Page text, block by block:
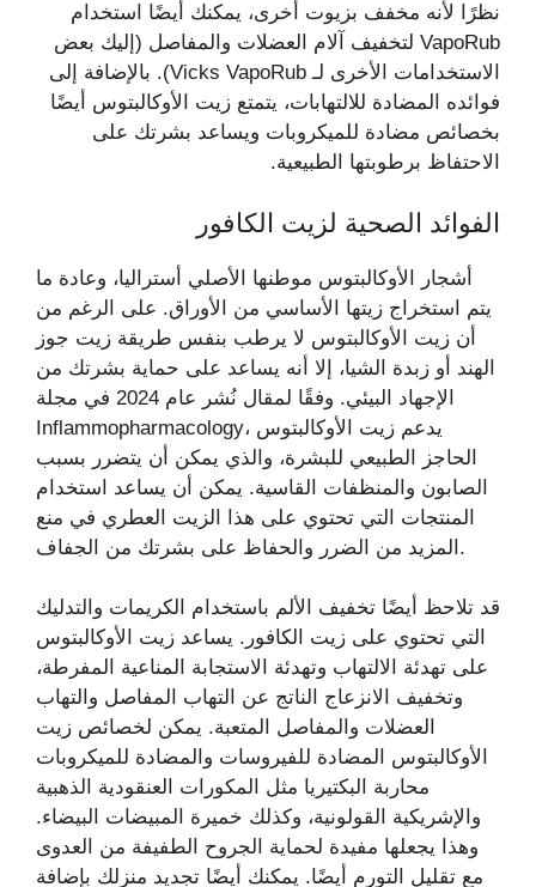
نظرًا لأنه مخفف بزيوت أخرى، يمكنك أيضًا استخدام
VapoRub لتخفيف آلام العضلات والمفاصل (إليك بعض
الاستخدامات الأخرى لـ Vicks VapoRub). بالإضافة إلى
فوائده المضادة للالتهابات، يتمتع زيت الأوكالبتوس أيضًا
بخصائص مضادة للميكروبات ويساعد بشرتك على
الاحتفاظ برطوبتها الطبيعية.
الفوائد الصحية لزيت الكافور
أشجار الأوكالبتوس موطنها الأصلي أستراليا، وعادة ما
يتم استخراج زيتها الأساسي من الأوراق. على الرغم من
أن زيت الأوكالبتوس لا يرطب بنفس طريقة زيت جوز
الهند أو زبدة الشيا، إلا أنه يساعد على حماية بشرتك من
الإجهاد البيئي. وفقًا لمقال نُشر عام 2024 في مجلة
Inflammopharmacology، يدعم زيت الأوكالبتوس
الحاجز الطبيعي للبشرة، والذي يمكن أن يتضرر بسبب
الصابون والمنظفات القاسية. يمكن أن يساعد استخدام
المنتجات التي تحتوي على هذا الزيت العطري في منع
المزيد من الضرر والحفاظ على بشرتك من الجفاف.
قد تلاحظ أيضًا تخفيف الألم باستخدام الكريمات والتدليك
التي تحتوي على زيت الكافور. يساعد زيت الأوكالبتوس
على تهدئة الالتهاب وتهدئة الاستجابة المناعية المفرطة،
وتخفيف الانزعاج الناتج عن التهاب المفاصل والتهاب
العضلات والمفاصل المتعبة. يمكن لخصائص زيت
الأوكالبتوس المضادة للفيروسات والمضادة للميكروبات
محاربة البكتيريا مثل المكورات العنقودية الذهبية
والإشريكية القولونية، وكذلك خميرة المبيضات البيضاء.
وهذا يجعلها مفيدة لحماية الجروح الطفيفة من العدوى
مع تقليل التورم أيضًا. يمكنك أيضًا تجديد منزلك بإضافة